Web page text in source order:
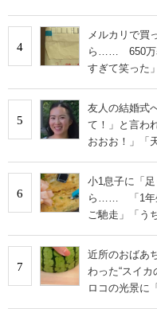
4
メルカリで買
ら…… 650万
すぎて笑った
5
友人の結婚式
て！」と言わ
おおお！」「
6
小1息子に「
ら…… 「1年
ご馳走」「う
7
近所のおばあ
わった“スイ
ロコの光景に